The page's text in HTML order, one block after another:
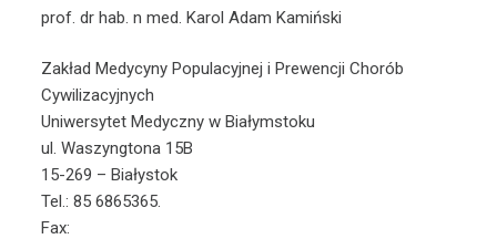
prof. dr hab. n med. Karol Adam Kamiński
Zakład Medycyny Populacyjnej i Prewencji Chorób
Cywilizacyjnych
Uniwersytet Medyczny w Białymstoku
ul. Waszyngtona 15B
15-269 – Białystok
Tel.: 85 6865365.
Fax: